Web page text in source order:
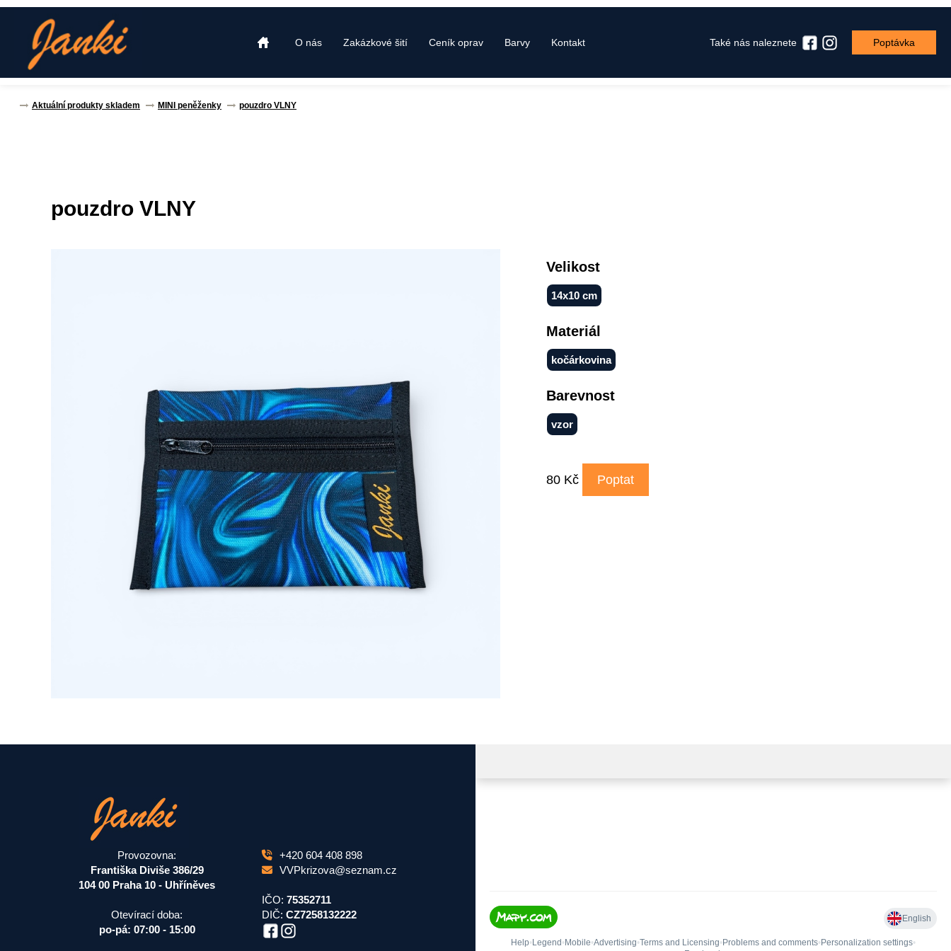
O nás Zakázkové šití Ceník oprav Barvy Kontakt Také nás naleznete Poptávka
Aktuální produkty skladem MINI peněženky pouzdro VLNY
pouzdro VLNY
Velikost
14x10 cm
Materiál
kočárkovina
Barevnost
vzor
80 Kč Poptat
Provozovna:
Františka Diviše 386/29
104 00 Praha 10 - Uhříněves
Otevírací doba:
po-pá: 07:00 - 15:00
+420 604 408 898
VVPkrizova@seznam.cz
IČO: 75352711
DIČ: CZ7258132222